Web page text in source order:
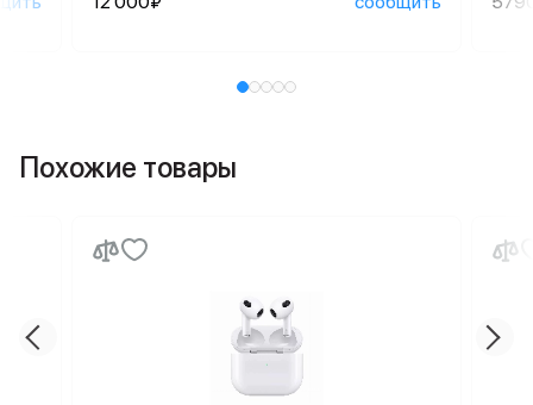
Похожие товары